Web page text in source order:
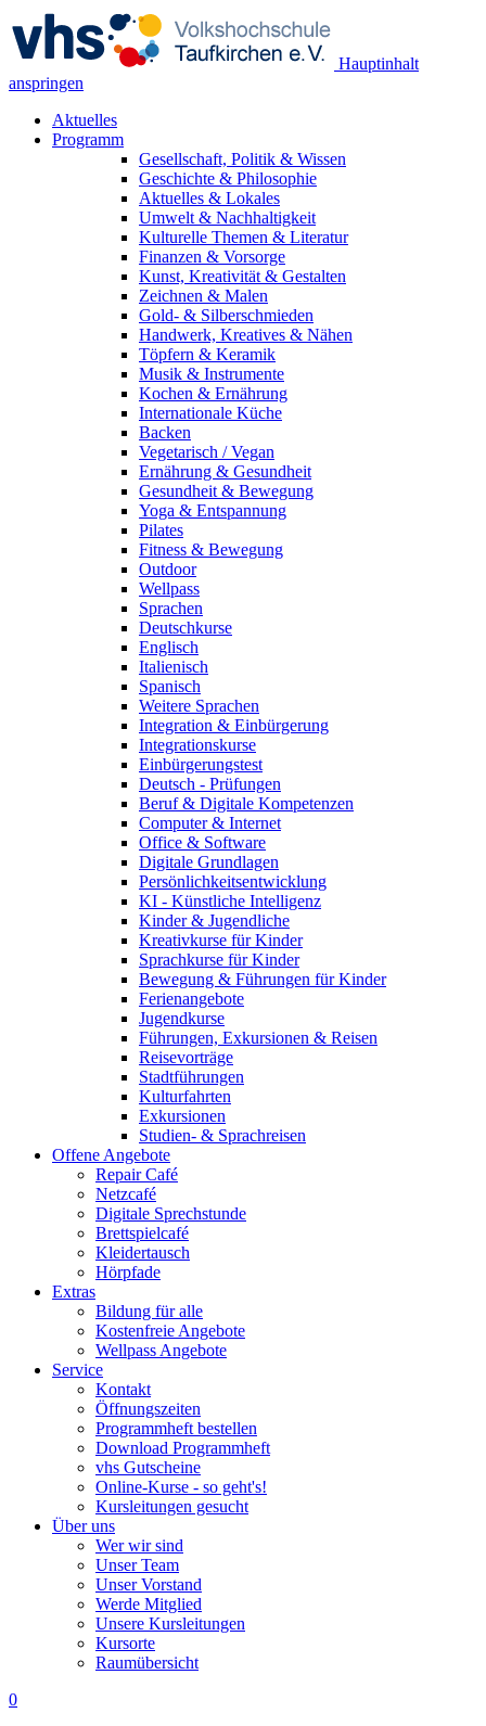
Hauptinhalt
anspringen
Aktuelles
Programm
Gesellschaft, Politik & Wissen
Geschichte & Philosophie
Aktuelles & Lokales
Umwelt & Nachhaltigkeit
Kulturelle Themen & Literatur
Finanzen & Vorsorge
Kunst, Kreativität & Gestalten
Zeichnen & Malen
Gold- & Silberschmieden
Handwerk, Kreatives & Nähen
Töpfern & Keramik
Musik & Instrumente
Kochen & Ernährung
Internationale Küche
Backen
Vegetarisch / Vegan
Ernährung & Gesundheit
Gesundheit & Bewegung
Yoga & Entspannung
Pilates
Fitness & Bewegung
Outdoor
Wellpass
Sprachen
Deutschkurse
Englisch
Italienisch
Spanisch
Weitere Sprachen
Integration & Einbürgerung
Integrationskurse
Einbürgerungstest
Deutsch - Prüfungen
Beruf & Digitale Kompetenzen
Computer & Internet
Office & Software
Digitale Grundlagen
Persönlichkeitsentwicklung
KI - Künstliche Intelligenz
Kinder & Jugendliche
Kreativkurse für Kinder
Sprachkurse für Kinder
Bewegung & Führungen für Kinder
Ferienangebote
Jugendkurse
Führungen, Exkursionen & Reisen
Reisevorträge
Stadtführungen
Kulturfahrten
Exkursionen
Studien- & Sprachreisen
Offene Angebote
Repair Café
Netzcafé
Digitale Sprechstunde
Brettspielcafé
Kleidertausch
Hörpfade
Extras
Bildung für alle
Kostenfreie Angebote
Wellpass Angebote
Service
Kontakt
Öffnungszeiten
Programmheft bestellen
Download Programmheft
vhs Gutscheine
Online-Kurse - so geht's!
Kursleitungen gesucht
Über uns
Wer wir sind
Unser Team
Unser Vorstand
Werde Mitglied
Unsere Kursleitungen
Kursorte
Raumübersicht
0